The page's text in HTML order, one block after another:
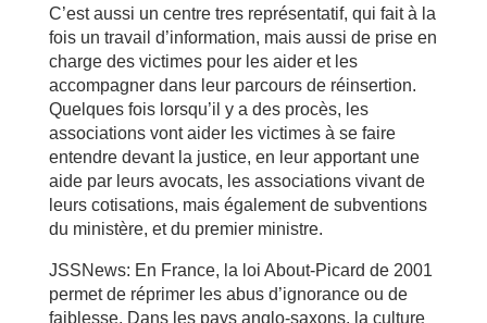
C’est aussi un centre tres représentatif, qui fait à la
fois un travail d’information, mais aussi de prise en
charge des victimes pour les aider et les
accompagner dans leur parcours de réinsertion.
Quelques fois lorsqu’il y a des procès, les
associations vont aider les victimes à se faire
entendre devant la justice, en leur apportant une
aide par leurs avocats, les associations vivant de
leurs cotisations, mais également de subventions
du ministère, et du premier ministre.
JSSNews: En France, la loi About-Picard de 2001
permet de réprimer les abus d’ignorance ou de
faiblesse. Dans les pays anglo-saxons, la culture